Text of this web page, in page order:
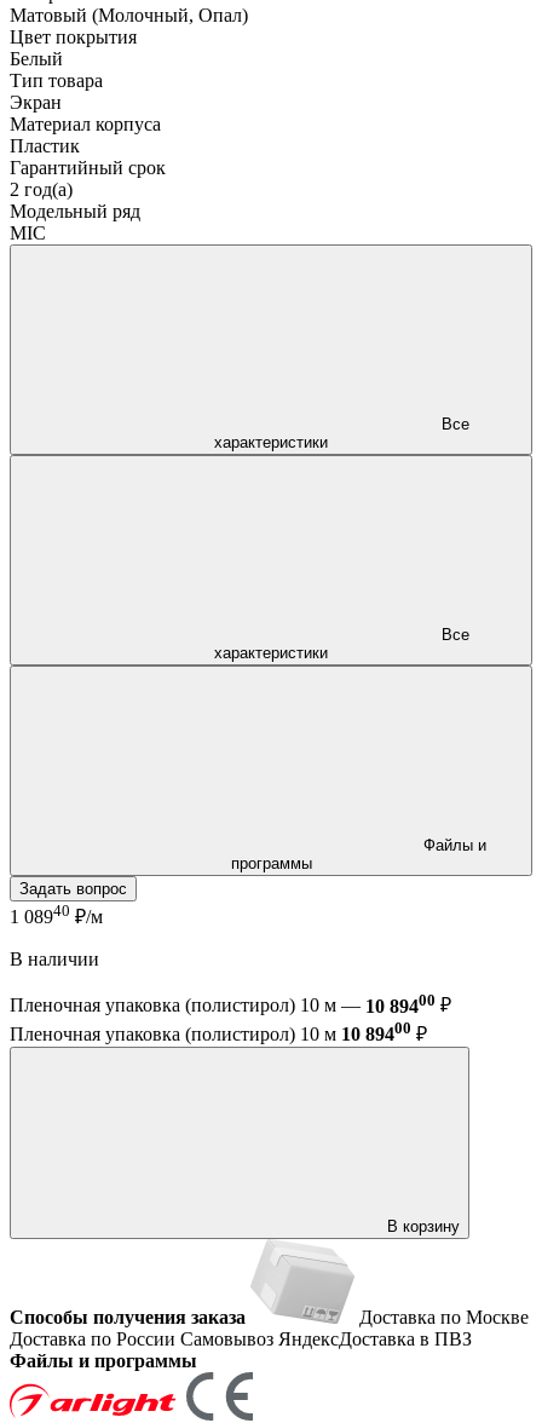
Матовый (Молочный, Опал)
Цвет покрытия
Белый
Тип товара
Экран
Материал корпуса
Пластик
Гарантийный срок
2 год(а)
Модельный ряд
MIC
характеристики
характеристики
программы
Задать вопрос
1 08940 ₽/м
В наличии
Пленочная упаковка (полистирол) 10 м — 10 89400 ₽
Пленочная упаковка (полистирол) 10 м 10 89400 ₽
В корзину
Способы получения заказа
Доставка по Москве
Доставка по России Самовывоз ЯндексДоставка в ПВЗ
Файлы и программы